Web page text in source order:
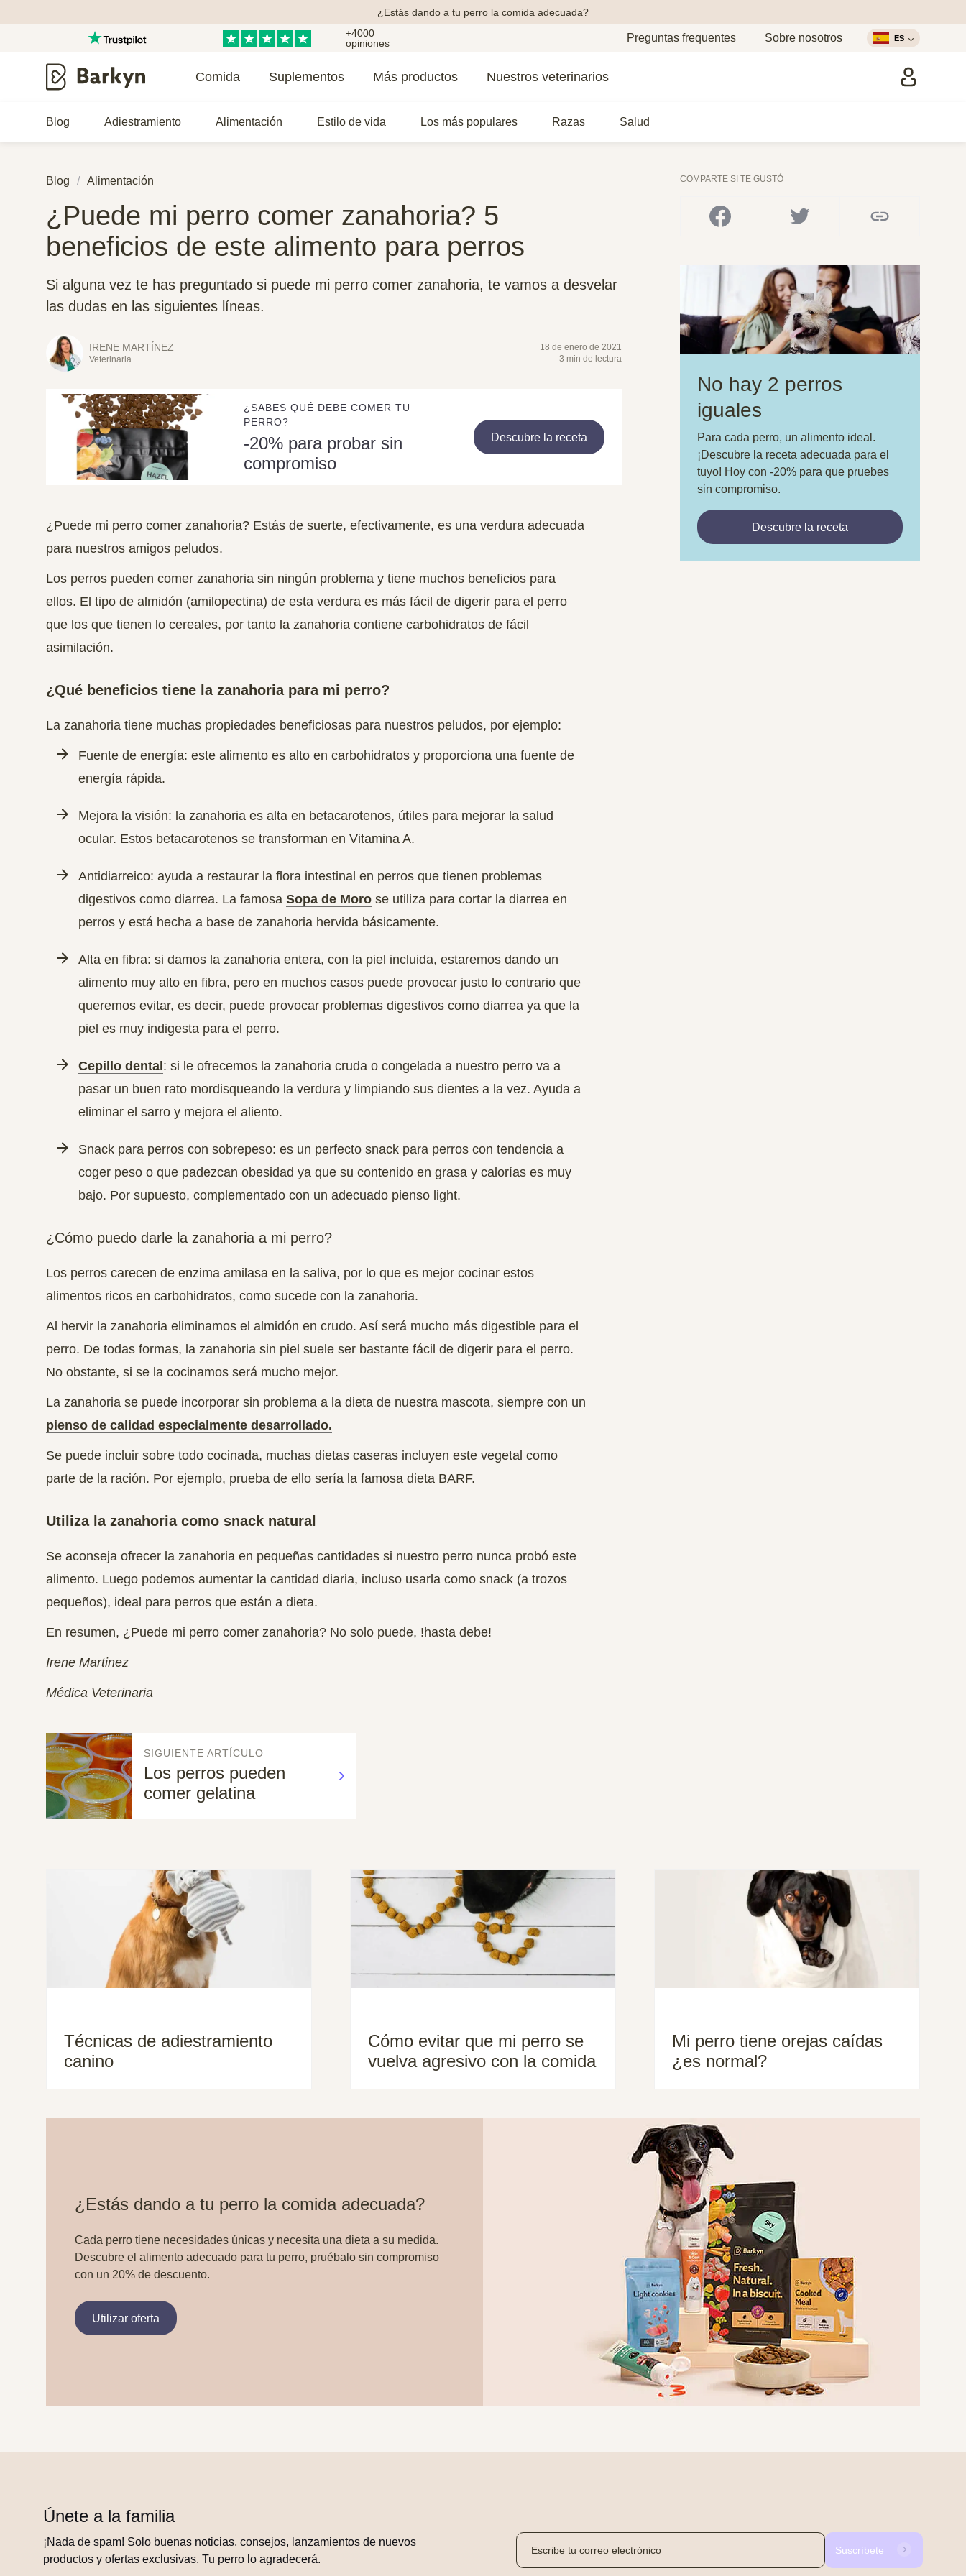
¿Estás dando a tu perro la comida adecuada?
+4000
opiniones
Preguntas frequentes Sobre nosotros ES
Comida Suplementos Más productos Nuestros veterinarios
Blog Adiestramiento Alimentación Estilo de vida Los más populares Razas Salud
Blog Alimentación
¿Puede mi perro comer zanahoria? 5
beneficios de este alimento para perros
Si alguna vez te has preguntado si puede mi perro comer zanahoria, te vamos a desvelar
las dudas en las siguientes líneas.
IRENE MARTÍNEZ
Veterinaria
18 de enero de 2021
3 min de lectura
¿SABES QUÉ DEBE COMER TU
PERRO?
-20% para probar sin
compromiso
Descubre la receta
¿Puede mi perro comer zanahoria? Estás de suerte, efectivamente, es una verdura adecuada
para nuestros amigos peludos.
Los perros pueden comer zanahoria sin ningún problema y tiene muchos beneficios para
ellos. El tipo de almidón (amilopectina) de esta verdura es más fácil de digerir para el perro
que los que tienen lo cereales, por tanto la zanahoria contiene carbohidratos de fácil
asimilación.
¿Qué beneficios tiene la zanahoria para mi perro?
La zanahoria tiene muchas propiedades beneficiosas para nuestros peludos, por ejemplo:
Fuente de energía: este alimento es alto en carbohidratos y proporciona una fuente de
energía rápida.
Mejora la visión: la zanahoria es alta en betacarotenos, útiles para mejorar la salud
ocular. Estos betacarotenos se transforman en Vitamina A.
Antidiarreico: ayuda a restaurar la flora intestinal en perros que tienen problemas
digestivos como diarrea. La famosa Sopa de Moro se utiliza para cortar la diarrea en
perros y está hecha a base de zanahoria hervida básicamente.
Alta en fibra: si damos la zanahoria entera, con la piel incluida, estaremos dando un
alimento muy alto en fibra, pero en muchos casos puede provocar justo lo contrario que
queremos evitar, es decir, puede provocar problemas digestivos como diarrea ya que la
piel es muy indigesta para el perro.
Cepillo dental : si le ofrecemos la zanahoria cruda o congelada a nuestro perro va a
pasar un buen rato mordisqueando la verdura y limpiando sus dientes a la vez. Ayuda a
eliminar el sarro y mejora el aliento.
Snack para perros con sobrepeso: es un perfecto snack para perros con tendencia a
coger peso o que padezcan obesidad ya que su contenido en grasa y calorías es muy
bajo. Por supuesto, complementado con un adecuado pienso light.
¿Cómo puedo darle la zanahoria a mi perro?
Los perros carecen de enzima amilasa en la saliva, por lo que es mejor cocinar estos
alimentos ricos en carbohidratos, como sucede con la zanahoria.
Al hervir la zanahoria eliminamos el almidón en crudo. Así será mucho más digestible para el
perro. De todas formas, l a zanahoria sin piel suele ser bastante fácil de digerir para el perro.
No obstante, si se la cocinamos será mucho mejor.
La zanahoria se puede incorporar sin problema a la dieta de nuestra mascota, siempre con un
pienso de calidad especialmente desarrollado.
Se puede incluir sobre todo cocinada, muchas dietas caseras incluyen este vegetal como
parte de la ración. Por ejemplo, prueba de ello sería la famosa dieta BARF.
Utiliza la zanahoria como snack natural
Se aconseja ofrecer la zanahoria en pequeñas cantidades si nuestro perro nunca probó este
alimento. Luego podemos aumentar la cantidad diaria, incluso usarla como snack (a trozos
pequeños), ideal para perros que están a dieta.
En resumen, ¿Puede mi perro comer zanahoria? No solo puede, !hasta debe!
Irene Martinez
Médica Veterinaria
SIGUIENTE ARTÍCULO
Los perros pueden
comer gelatina
COMPARTE SI TE GUSTÓ
No hay 2 perros
iguales
Para cada perro, un alimento ideal.
¡Descubre la receta adecuada para el
tuyo! Hoy con -20% para que pruebes
sin compromiso.
Descubre la receta
Técnicas de adiestramiento
canino
Cómo evitar que mi perro se
vuelva agresivo con la comida
Mi perro tiene orejas caídas
¿es normal?
¿Estás dando a tu perro la comida adecuada?
Cada perro tiene necesidades únicas y necesita una dieta a su medida.
Descubre el alimento adecuado para tu perro, pruébalo sin compromiso
con un 20% de descuento.
Utilizar oferta
Únete a la familia
¡Nada de spam! Solo buenas noticias, consejos, lanzamientos de nuevos
productos y ofertas exclusivas. Tu perro lo agradecerá.
Suscríbete